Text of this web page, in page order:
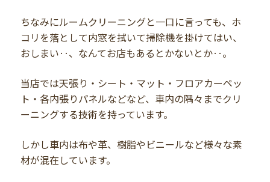
ちなみにルームクリーニングと一口に言っても、ホ
コリを落として内窓を拭いて掃除機を掛けてはい、
おしまい‥、なんてお店もあるとかないとか‥。
当店では天張り・シート・マット・フロアカーペッ
ト・各内張りパネルなどなど、車内の隅々までクリ
ーニングする技術を持っています。
しかし車内は布や革、樹脂やビニールなど様々な素
材が混在しています。